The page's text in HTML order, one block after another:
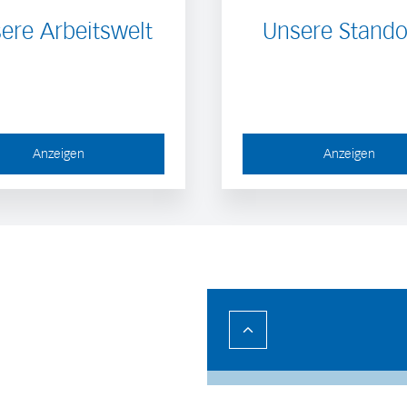
Arbeitswelt
Anzeigen
Unsere
Anzeigen